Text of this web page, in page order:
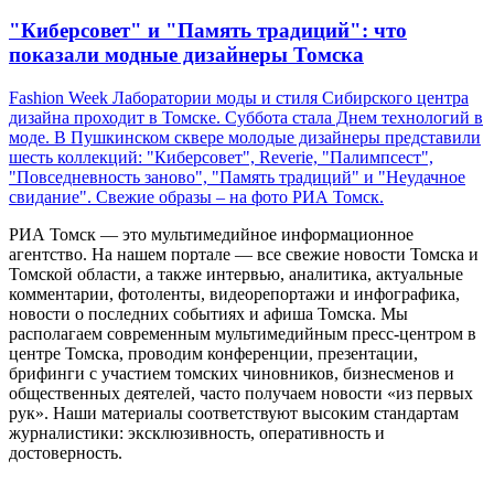
"Киберсовет" и "Память традиций": что
показали модные дизайнеры Томска
Fashion Week Лаборатории моды и стиля Сибирского центра
дизайна проходит в Томске. Суббота стала Днем технологий в
моде. В Пушкинском сквере молодые дизайнеры представили
шесть коллекций: "Киберсовет", Reverie, "Палимпсест",
"Повседневность заново", "Память традиций" и "Неудачное
свидание". Свежие образы – на фото РИА Томск.
РИА Томск — это мультимедийное информационное
агентство. На нашем портале — все свежие новости Томска и
Томской области, а также интервью, аналитика, актуальные
комментарии, фотоленты, видеорепортажи и инфографика,
новости о последних событиях и афиша Томска. Мы
располагаем современным мультимедийным пресс-центром в
центре Томска, проводим конференции, презентации,
брифинги с участием томских чиновников, бизнесменов и
общественных деятелей, часто получаем новости «из первых
рук». Наши материалы соответствуют высоким стандартам
журналистики: эксклюзивность, оперативность и
достоверность.